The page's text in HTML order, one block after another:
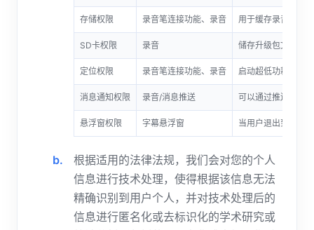
存储权限 录音笔连接功能、录音 用于缓存录音笔安
SD卡权限 录音 储存升级包文件，
定位权限 录音笔连接功能、录音 启动超低功耗蓝牙
消息通知权限 录音/消息推送 可以通过推送快速
悬浮窗权限 字幕悬浮窗 当用户退出到应用
根据适用的法律法规，我们会对您的个人
信息进行技术处理，使得根据该信息无法
精确识别到用户个人，并对技术处理后的
信息进行匿名化或去标识化的学术研究或